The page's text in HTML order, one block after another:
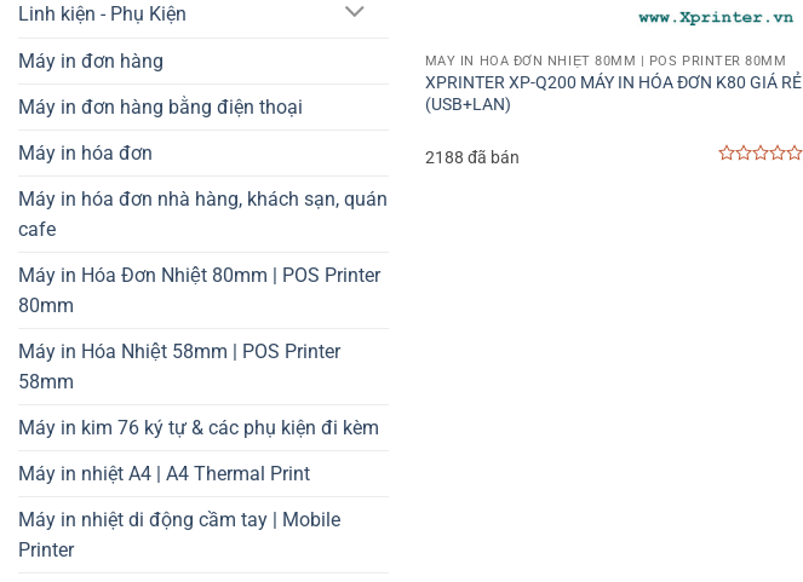
Linh kiện - Phụ Kiện
Máy in đơn hàng
Máy in đơn hàng bằng điện thoại
Máy in hóa đơn
Máy in hóa đơn nhà hàng, khách sạn, quán
cafe
Máy in Hóa Đơn Nhiệt 80mm | POS Printer
80mm
Máy in Hóa Nhiệt 58mm | POS Printer
58mm
Máy in kim 76 ký tự & các phụ kiện đi kèm
Máy in nhiệt A4 | A4 Thermal Print
Máy in nhiệt di động cầm tay | Mobile
Printer
MÁY IN HÓA ĐƠN NHIỆT 80MM | POS PRINTER 80MM
XPRINTER XP-Q200 MÁY IN HÓA ĐƠN K80 GIÁ RẺ
(USB+LAN)
2188 đã bán